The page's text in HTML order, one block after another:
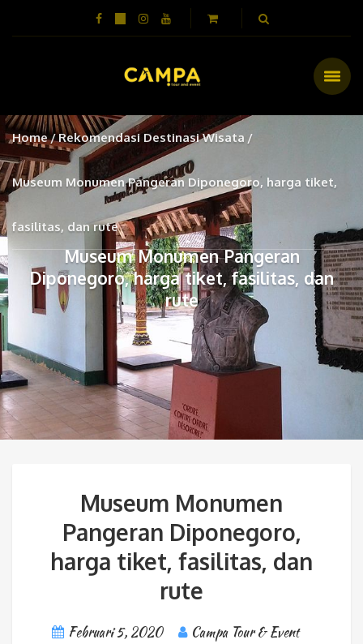
Home Rekomendasi Destinasi Wisata
Museum Monumen Pangeran Diponegoro, harga tiket,
fasilitas, dan rute
Museum Monumen Pangeran
Diponegoro, harga tiket, fasilitas, dan
rute
Museum Monumen
Pangeran Diponegoro,
harga tiket, fasilitas, dan
rute
Februari 5, 2020
Campa Tour & Event